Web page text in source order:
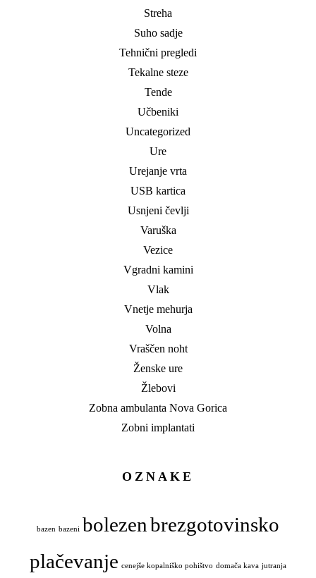
Streha
Suho sadje
Tehnični pregledi
Tekalne steze
Tende
Učbeniki
Uncategorized
Ure
Urejanje vrta
USB kartica
Usnjeni čevlji
Varuška
Vezice
Vgradni kamini
Vlak
Vnetje mehurja
Volna
Vraščen noht
Ženske ure
Žlebovi
Zobna ambulanta Nova Gorica
Zobni implantati
OZNAKE
bazen bazeni bolezenbrezgotovinsko
plačevanje cenejše kopalniško pohištvo domača kava jutranja